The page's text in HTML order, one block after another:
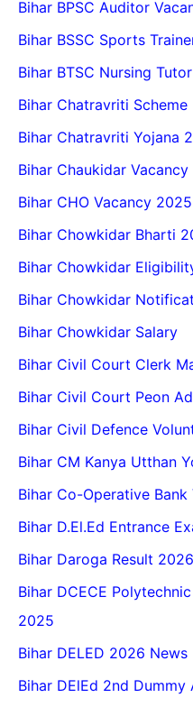
Bihar BPSC Auditor
Bihar BSSC Sports
Bihar BTSC Nursing
Bihar Chatravriti Scheme
Bihar Chatravriti Yojana
Bihar Chaukidar
Bihar CHO Vacancy 2025
Bihar Chowkidar Bharti
Bihar Chowkidar
Bihar Chowkidar
Bihar Chowkidar Salary
Bihar Civil Court Clerk
Bihar Civil Court Peon
Bihar Civil Defence
Bihar CM Kanya Utthan
Bihar Co-Operative
Bihar D.El.Ed Entrance
Bihar Daroga Result 2026
Bihar DCECE
2025
Bihar DELED 2026 News
Bihar DElEd 2nd Dummy